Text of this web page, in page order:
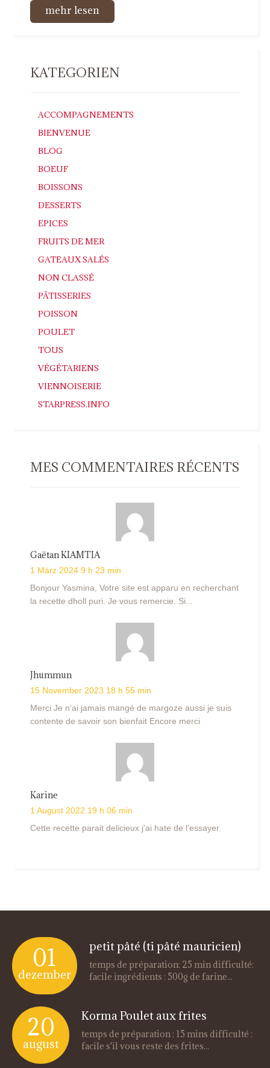
mehr lesen
KATEGORIEN
ACCOMPAGNEMENTS
BIENVENUE
BLOG
BOEUF
BOISSONS
DESSERTS
EPICES
FRUITS DE MER
GATEAUX SALÉS
NON CLASSÉ
PÂTISSERIES
POISSON
POULET
TOUS
VÉGÉTARIENS
VIENNOISERIE
STARPRESS.INFO
MES COMMENTAIRES RÉCENTS
Gaëtan KIAMTIA
1 März 2024 9 h 23 min
Bonjour Yasmina, Votre site est apparu en recherchant
la recette dholl puri. Je vous remercie. Si...
Jhummun
15 November 2023 18 h 55 min
Merci Je n'ai jamais mangé de margoze aussi je suis
contente de savoir son bienfait Encore merci
Karine
1 August 2022 19 h 06 min
Cette recette parait delicieux j’ai hate de l’essayer.
01
dezember
petit pâté (ti pâté mauricien)
temps de préparation: 25 min difficulté:
facile ingrédients : 500g de farine...
20
august
Korma Poulet aux frites
temps de préparation : 15 mins difficulté :
facile s'il vous reste des frites...